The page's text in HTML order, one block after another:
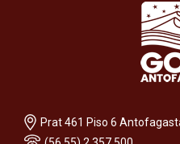
Prat 461 Piso 6